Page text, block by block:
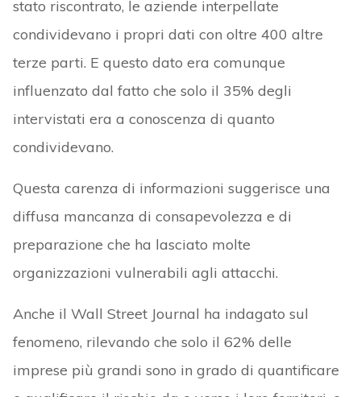
stato riscontrato, le aziende interpellate
condividevano i propri dati con oltre 400 altre
terze parti. E questo dato era comunque
influenzato dal fatto che solo il 35% degli
intervistati era a conoscenza di quanto
condividevano.
Questa carenza di informazioni suggerisce una
diffusa mancanza di consapevolezza e di
preparazione che ha lasciato molte
organizzazioni vulnerabili agli attacchi.
Anche il Wall Street Journal ha indagato sul
fenomeno, rilevando che solo il 62% delle
imprese più grandi sono in grado di quantificare